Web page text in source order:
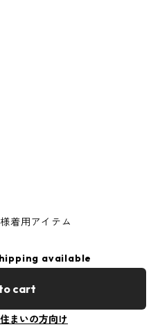
着用アイテム
available
cart
まいの方向け